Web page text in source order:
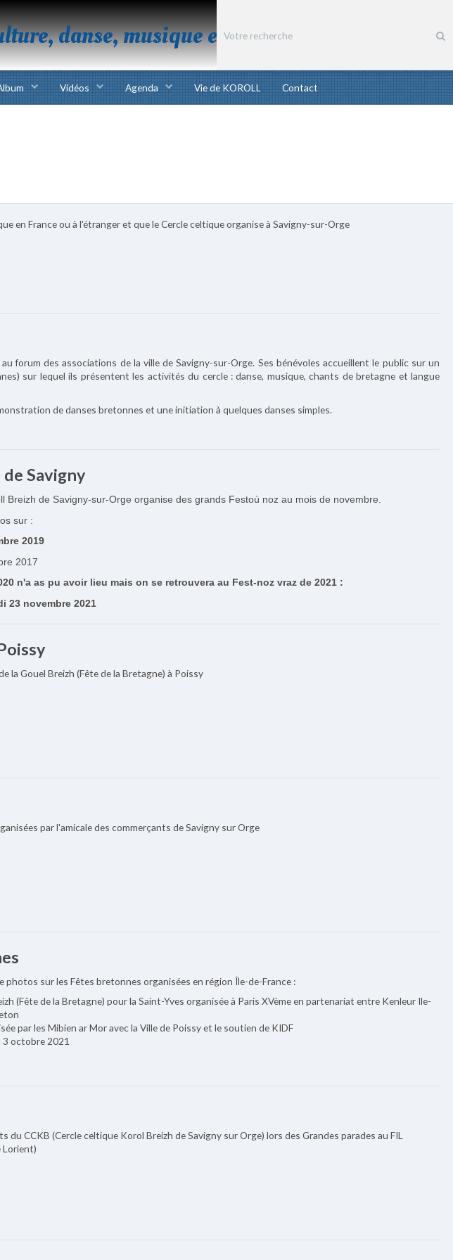
danse, musique et chant bretons
Vidéos Agenda Vie de KOROLL Contact
en France ou à l'étranger et que le Cercle celtique organise à Savigny-sur-Orge
forum des associations de la ville de Savigny-sur-Orge. Ses bénévoles accueillent le public sur un
sur lequel ils présentent les activités du cercle : danse, musique, chants de bretagne et langue
de danses bretonnes et une initiation à quelques danses simples.
Savigny
Breizh de Savigny-sur-Orge organise des grands Festoù noz au mois de novembre.
sur :
2019
2017
n'a as pu avoir lieu mais on se retrouvera au Fest-noz vraz de 2021 :
23 novembre 2021
la Gouel Breizh (Fête de la Bretagne) à Poissy
par l'amicale des commerçants de Savigny sur Orge
sur les Fêtes bretonnes organisées en région Île-de-France :
(Fête de la Bretagne) pour la Saint-Yves organisée à Paris XVème en partenariat entre Kenleur Ile-
par les Mibien ar Mor avec la Ville de Poissy et le soutien de KIDF
3 octobre 2021
du CCKB (Cercle celtique Korol Breizh de Savigny sur Orge) lors des Grandes parades au FIL
Lorient)